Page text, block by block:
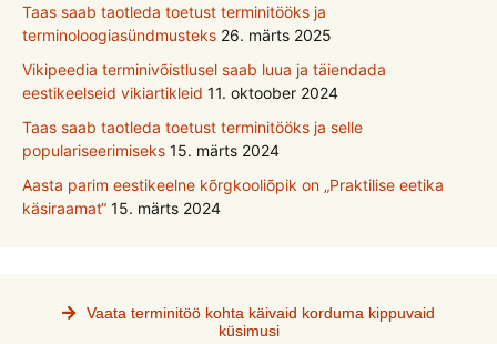
Taas saab taotleda toetust terminitööks ja
terminoloogiasündmusteks 26. märts 2025
Vikipeedia terminivõistlusel saab luua ja täiendada
eestikeelseid vikiartikleid 11. oktoober 2024
Taas saab taotleda toetust terminitööks ja selle
populariseerimiseks 15. märts 2024
Aasta parim eestikeelne kõrgkooliõpik on „Praktilise eetika
käsiraamat“ 15. märts 2024
Vaata terminitöö kohta käivaid korduma kippuvaid
küsimusi